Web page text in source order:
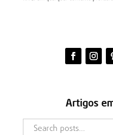
Artigos